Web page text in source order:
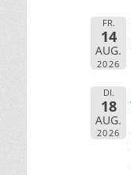
FR.
14
AUG.
2026
DI.
18
AUG.
2026